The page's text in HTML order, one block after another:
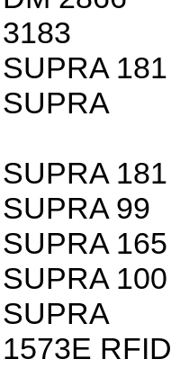
181
181
99
165
100
RFID